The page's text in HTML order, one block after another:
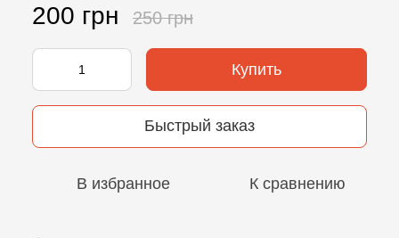
200 грн 250 грн
Купить
Быстрый заказ
В избранное К сравнению